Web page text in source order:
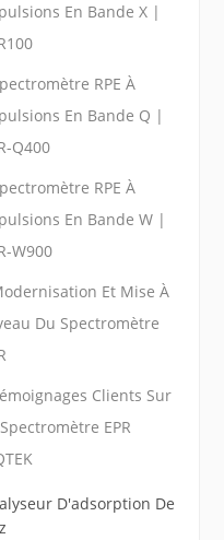
En Bande X |
RPE À
En Bande Q |
Q400
RPE À
En Bande W |
W900
Et Mise À
Du Spectromètre
Clients Sur
EPR
D'adsorption De